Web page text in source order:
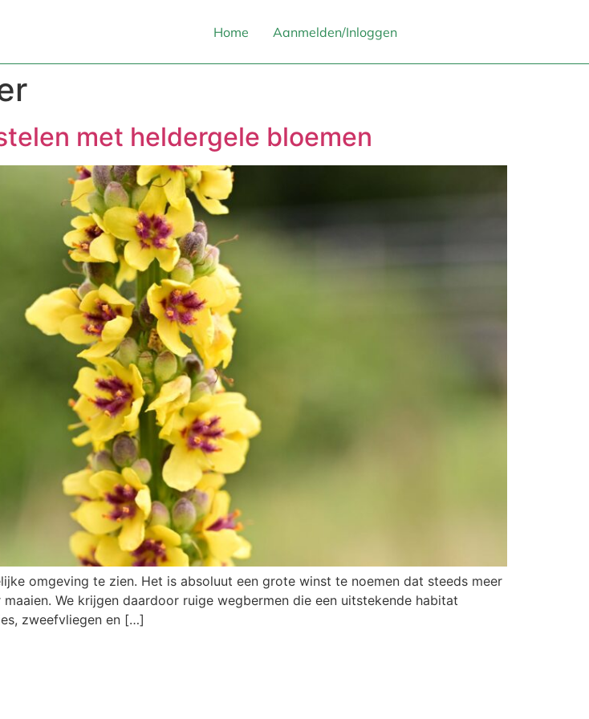
Home Aanmelden/Inloggen
met heldergele bloemen
omgeving te zien. Het is absoluut een grote winst te noemen dat steeds meer
We krijgen daardoor ruige wegbermen die een uitstekende habitat
zweefvliegen en […]